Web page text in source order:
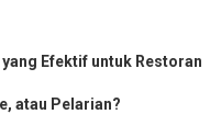
Efektif untuk Restoran
atau Pelarian?